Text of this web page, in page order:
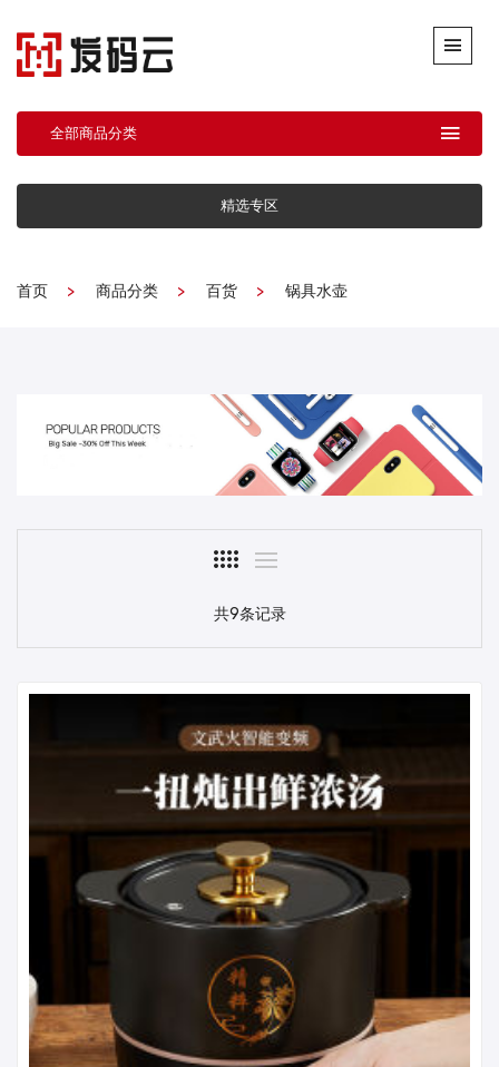
全部商品分类
精选专区
首页 商品分类 百货 锅具水壶
共9条记录